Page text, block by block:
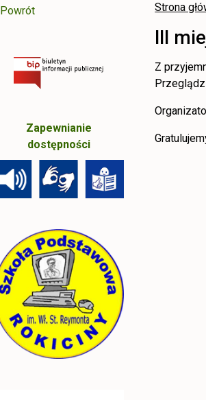
Strona
III
Z
Powrót
Zapewnianie
dostępności